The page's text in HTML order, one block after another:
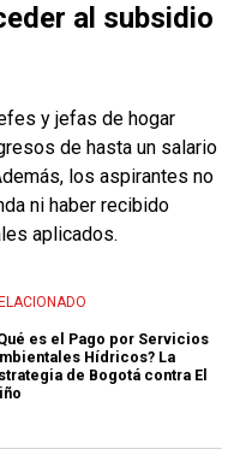
al subsidio
y jefas de hogar
de hasta un salario
los aspirantes no
ni haber recibido
aplicados.
es el Pago por Servicios
Hídricos? La
de Bogotá contra El